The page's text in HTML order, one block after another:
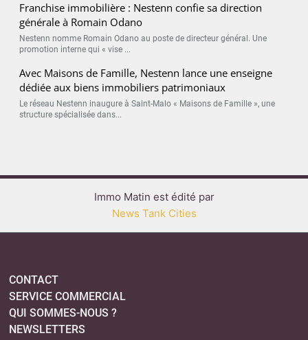
Franchise immobilière : Nestenn confie sa direction
générale à Romain Odano
Nestenn nomme Romain Odano au poste de directeur général. Une
promotion interne qui « vise ...
Avec Maisons de Famille, Nestenn lance une enseigne
dédiée aux biens immobiliers patrimoniaux
Le réseau Nestenn inaugure à Saint-Malo « Maisons de Famille », une
structure spécialisée dans...
Immo Matin est édité par
News Tank Cities
CONTACT
SERVICE COMMERCIAL
QUI SOMMES-NOUS ?
NEWSLETTERS